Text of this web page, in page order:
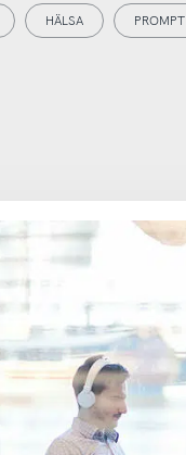
HÄLSA